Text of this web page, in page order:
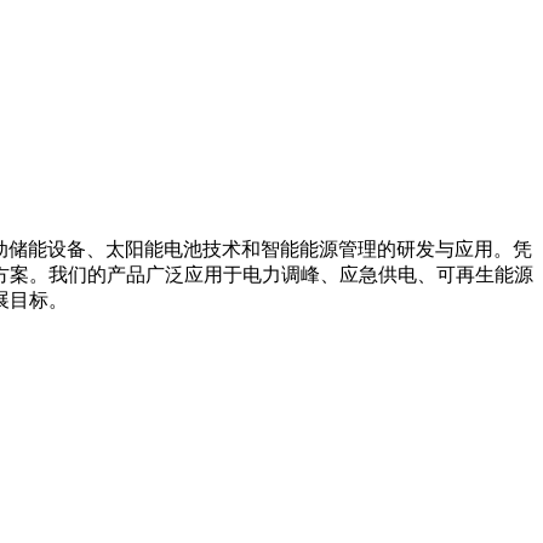
储能设备、太阳能电池技术和智能能源管理的研发与应用。凭
。我们的产品广泛应用于电力调峰、应急供电、可再生能源
标。